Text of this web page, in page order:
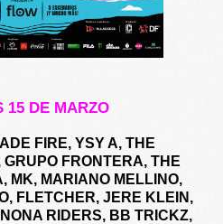
15 DE MARZO
FIRE, YSY A, THE
FRONTERA, THE
MK, MARIANO MELLINO,
FLETCHER, JERE KLEIN,
RIDERS, BB TRICKZ,